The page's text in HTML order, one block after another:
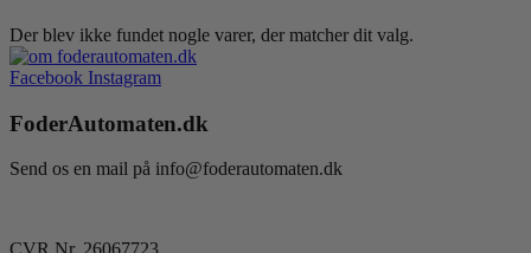
Der blev ikke fundet nogle varer, der matcher dit valg.
Facebook Instagram
FoderAutomaten.dk
Send os en mail på info@foderautomaten.dk